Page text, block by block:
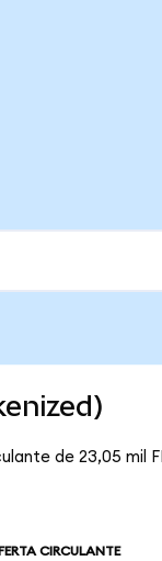
de 23,05 mil
CIRCULANTE